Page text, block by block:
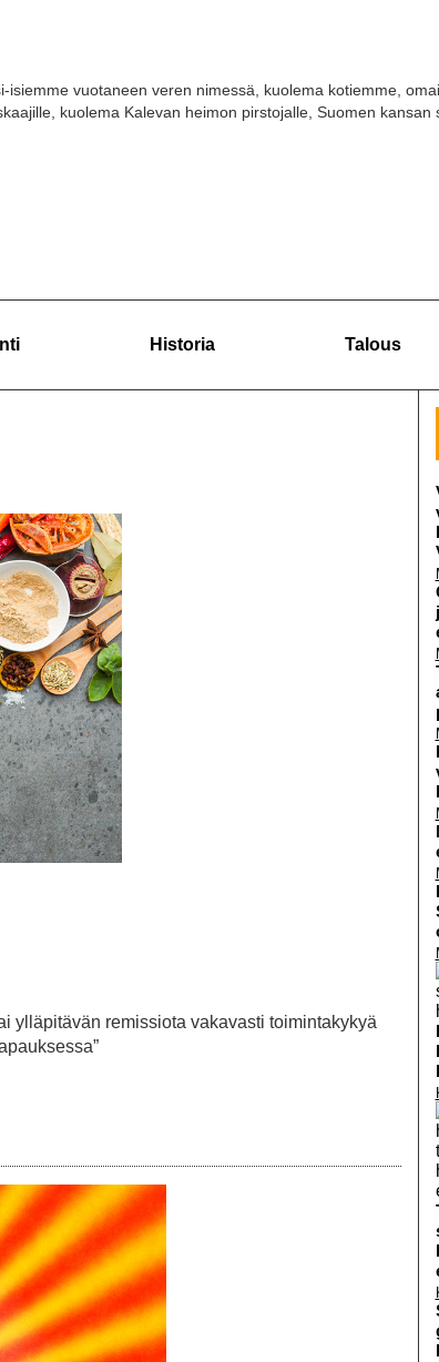
isiemme vuotaneen veren nimessä, kuolema kotiemme,
kuolema Kalevan heimon pirstojalle, Suomen kansan
Historia Talous
ylläpitävän remissiota vakavasti toimintakykyä